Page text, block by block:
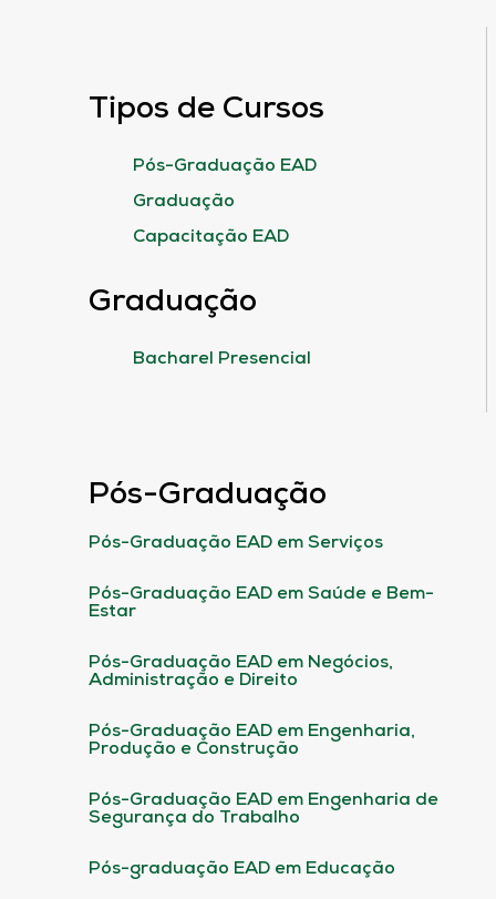
Tipos de Cursos
Pós-Graduação EAD
Graduação
Capacitação EAD
Graduação
Bacharel Presencial
Pós-Graduação
Pós-Graduação EAD em Serviços
Pós-Graduação EAD em Saúde e Bem-
Estar
Pós-Graduação EAD em Negócios,
Administração e Direito
Pós-Graduação EAD em Engenharia,
Produção e Construção
Pós-Graduação EAD em Engenharia de
Segurança do Trabalho
Pós-graduação EAD em Educação